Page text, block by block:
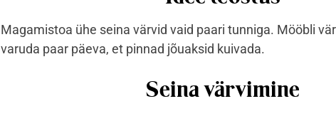
Magamistoa ühe seina värvid vaid paari tunniga. Mööbli
varuda paar päeva, et pinnad jõuaksid kuivada.
Seina värvimine